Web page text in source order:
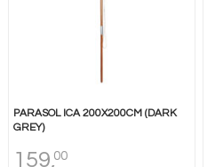
PARASOL ICA 200X200CM (DARK
GREY)
159,00